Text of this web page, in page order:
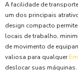
A facilidade de
um dos principais
design compacto
locais de trabalho,
de movimento de
valiosa para qualquer
deslocar suas máquinas.